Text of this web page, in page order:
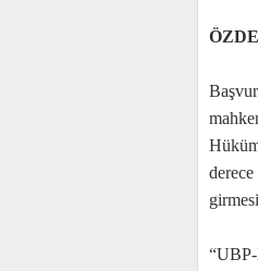
“UBP-